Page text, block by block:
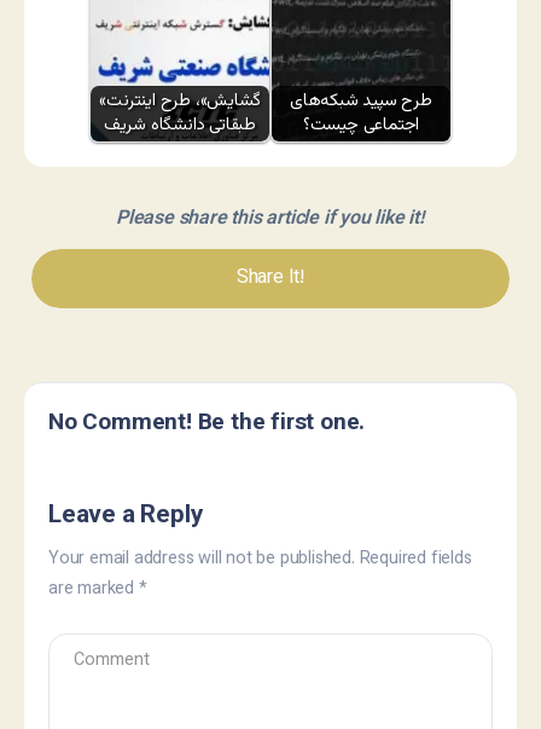
«گشایش»، طرح اینترنت
طبقاتی دانشگاه شریف
طرح سپید شبکه‌های
اجتماعی چیست؟
Please share this article if you like it!
Share It!
No Comment! Be the first one.
Leave a Reply
Your email address will not be published. Required fields
are marked *